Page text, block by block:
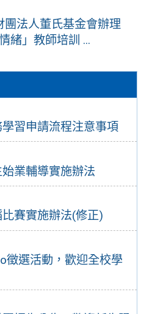
習申請流程注意事項
業輔導實施辦法
賽實施辦法(修正)
徵選活動，歡迎全校學
團法人董氏基金會辦理
緒」教師培訓 ...